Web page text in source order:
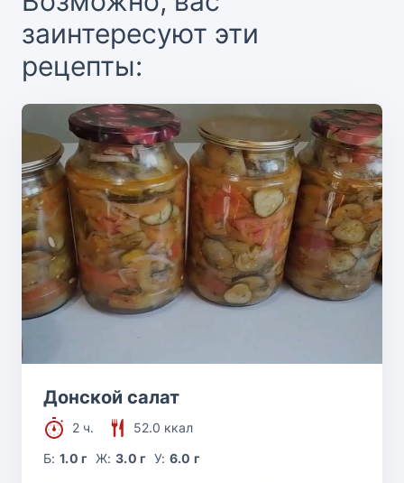
заинтересуют эти
рецепты:
Донской салат
2 ч.
52.0 ккал
Б:1.0 г Ж: 3.0 г У: 6.0 г